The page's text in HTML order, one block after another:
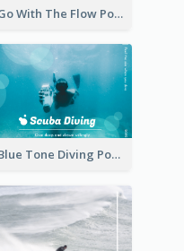
Go With The Flow Post Card
Blue Tone Diving Post Card